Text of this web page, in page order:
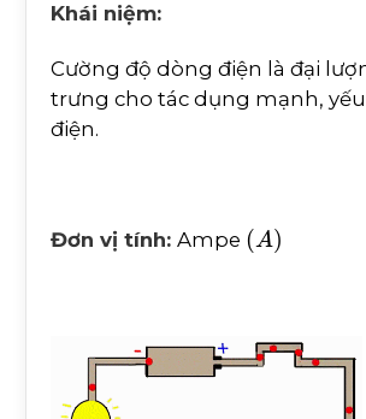
Khái niệm:
Cường độ dòng điện là đại
trưng cho tác dụng mạnh,
điện.
Đơn vị tính: Ampe (A)